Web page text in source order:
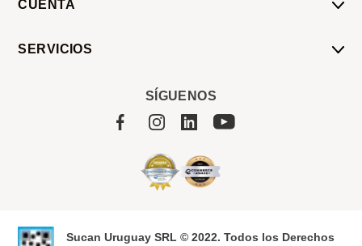
CUENTA
SERVICIOS
SÍGUENOS
Sucan Uruguay SRL © 2022. Todos los Derechos